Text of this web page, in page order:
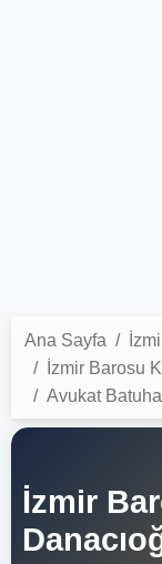
Ana Sayfa
İzmir Barosu
Avukat
İzmir